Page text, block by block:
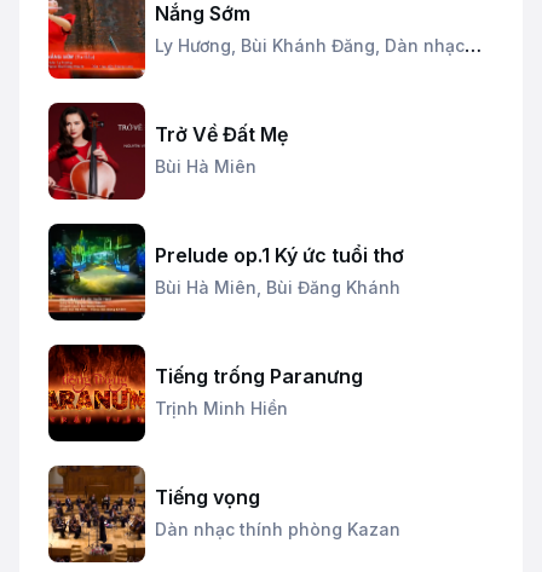
Nắng Sớm
Ly Hương, Bùi Khánh Đăng, Dàn nhạc
Trở Về Đất Mẹ
Bùi Hà Miên
Prelude op.1 Ký ức tuổi thơ
Bùi Hà Miên, Bùi Đăng Khánh
Tiếng trống Paranưng
Trịnh Minh Hiền
Tiếng vọng
Dàn nhạc thính phòng Kazan